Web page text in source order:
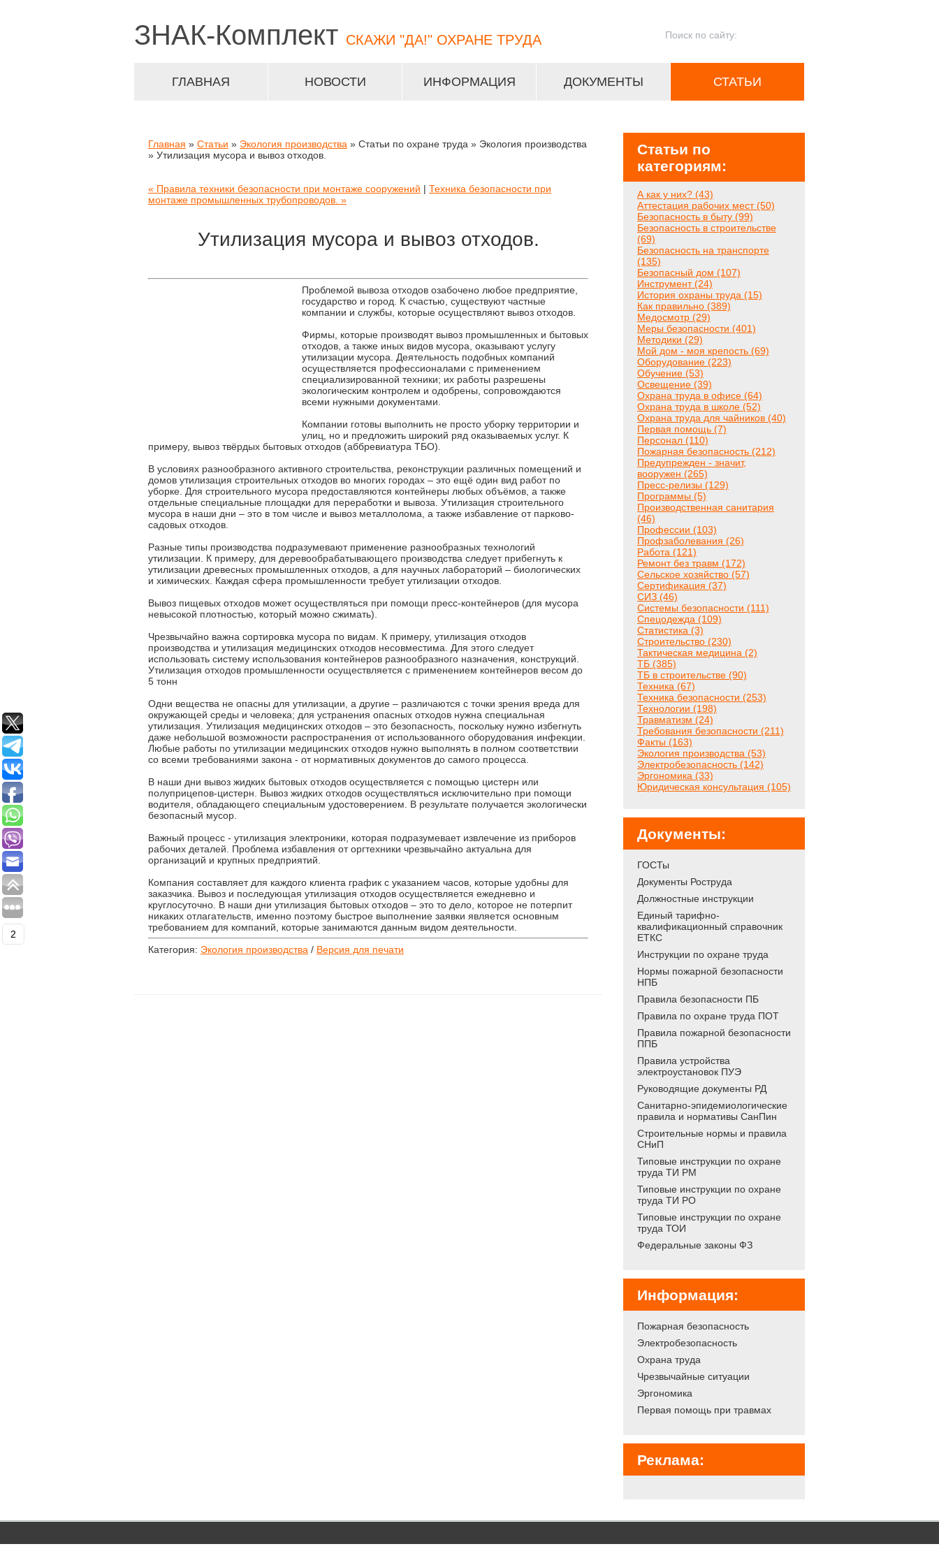
ЗНАК-Комплект СКАЖИ "ДА!" ОХРАНЕ ТРУДА
ГЛАВНАЯ НОВОСТИ ИНФОРМАЦИЯ ДОКУМЕНТЫ СТАТЬИ
Главная » Статьи » Экология производства » Статьи по охране труда » Экология производства
» Утилизация мусора и вывоз отходов.
« Правила техники безопасности при монтаже сооружений | Техника безопасности при
монтаже промышленных трубопроводов. »
Утилизация мусора и вывоз отходов.
Проблемой вывоза отходов озабочено любое предприятие,
государство и город. К счастью, существуют частные
компании и службы, которые осуществляют вывоз отходов.
Фирмы, которые производят вывоз промышленных и бытовых
отходов, а также иных видов мусора, оказывают услугу
утилизации мусора. Деятельность подобных компаний
осуществляется профессионалами с применением
специализированной техники; их работы разрешены
экологическим контролем и одобрены, сопровождаются
всеми нужными документами.
Компании готовы выполнить не просто уборку территории и
улиц, но и предложить широкий ряд оказываемых услуг. К
примеру, вывоз твёрдых бытовых отходов (аббревиатура ТБО).
В условиях разнообразного активного строительства, реконструкции различных помещений и
домов утилизация строительных отходов во многих городах – это ещё один вид работ по
уборке. Для строительного мусора предоставляются контейнеры любых объёмов, а также
отдельные специальные площадки для переработки и вывоза. Утилизация строительного
мусора в наши дни – это в том числе и вывоз металлолома, а также избавление от парково-
садовых отходов.
Разные типы производства подразумевают применение разнообразных технологий
утилизации. К примеру, для деревообрабатывающего производства следует прибегнуть к
утилизации древесных промышленных отходов, а для научных лабораторий – биологических
и химических. Каждая сфера промышленности требует утилизации отходов.
Вывоз пищевых отходов может осуществляться при помощи пресс-контейнеров (для мусора
невысокой плотностью, который можно сжимать).
Чрезвычайно важна сортировка мусора по видам. К примеру, утилизация отходов
производства и утилизация медицинских отходов несовместима. Для этого следует
использовать систему использования контейнеров разнообразного назначения, конструкций.
Утилизация отходов промышленности осуществляется с применением контейнеров весом до
5 тонн
Одни вещества не опасны для утилизации, а другие – различаются с точки зрения вреда для
окружающей среды и человека; для устранения опасных отходов нужна специальная
утилизация. Утилизация медицинских отходов – это безопасность, поскольку нужно избегнуть
даже небольшой возможности распространения от использованного оборудования инфекции.
Любые работы по утилизации медицинских отходов нужно выполнять в полном соответствии
со всеми требованиями закона - от нормативных документов до самого процесса.
В наши дни вывоз жидких бытовых отходов осуществляется с помощью цистерн или
полуприцепов-цистерн. Вывоз жидких отходов осуществляться исключительно при помощи
водителя, обладающего специальным удостоверением. В результате получается экологически
безопасный мусор.
Важный процесс - утилизация электроники, которая подразумевает извлечение из приборов
рабочих деталей. Проблема избавления от оргтехники чрезвычайно актуальна для
организаций и крупных предприятий.
Компания составляет для каждого клиента график с указанием часов, которые удобны для
заказчика. Вывоз и последующая утилизация отходов осуществляется ежедневно и
круглосуточно. В наши дни утилизация бытовых отходов – это то дело, которое не потерпит
никаких отлагательств, именно поэтому быстрое выполнение заявки является основным
требованием для компаний, которые занимаются данным видом деятельности.
Категория: Экология производства / Версия для печати
Статьи по
категориям:
А как у них? (43)
Аттестация рабочих мест (50)
Безопасность в быту (99)
Безопасность в строительстве
(69)
Безопасность на транспорте
(135)
Безопасный дом (107)
Инструмент (24)
История охраны труда (15)
Как правильно (389)
Медосмотр (29)
Меры безопасности (401)
Методики (29)
Мой дом - моя крепость (69)
Оборудование (223)
Обучение (53)
Освещение (39)
Охрана труда в офисе (64)
Охрана труда в школе (52)
Охрана труда для чайников (40)
Первая помощь (7)
Персонал (110)
Пожарная безопасность (212)
Предупрежден - значит,
вооружен (265)
Пресс-релизы (129)
Программы (5)
Производственная санитария
(46)
Профессии (103)
Профзаболевания (26)
Работа (121)
Ремонт без травм (172)
Сельское хозяйство (57)
Сертификация (37)
СИЗ (46)
Системы безопасности (111)
Спецодежда (109)
Статистика (3)
Строительство (230)
Тактическая медицина (2)
ТБ (385)
ТБ в строительстве (90)
Техника (67)
Техника безопасности (253)
Технологии (198)
Травматизм (24)
Требования безопасности (211)
Факты (163)
Экология производства (53)
Электробезопасность (142)
Эргономика (33)
Юридическая консультация (105)
Документы:
ГОСТы
Документы Роструда
Должностные инструкции
Единый тарифно-
квалификационный справочник
ЕТКС
Инструкции по охране труда
Нормы пожарной безопасности
НПБ
Правила безопасности ПБ
Правила по охране труда ПОТ
Правила пожарной безопасности
ППБ
Правила устройства
электроустановок ПУЭ
Руководящие документы РД
Санитарно-эпидемиологические
правила и нормативы СанПин
Строительные нормы и правила
СНиП
Типовые инструкции по охране
труда ТИ РМ
Типовые инструкции по охране
труда ТИ РО
Типовые инструкции по охране
труда ТОИ
Федеральные законы ФЗ
Информация:
Пожарная безопасность
Электробезопасность
Охрана труда
Чрезвычайные ситуации
Эргономика
Первая помощь при травмах
Реклама:
2